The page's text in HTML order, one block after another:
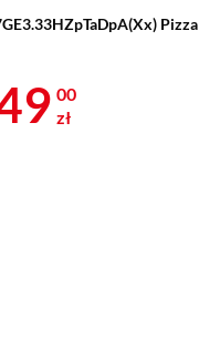
Pizza
1 749 zł
00
zł